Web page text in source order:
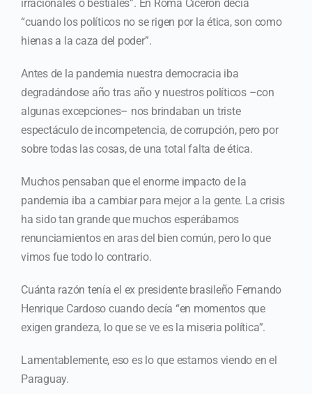
irracionales o bestiales”. En Roma Cicerón decía
“cuando los políticos no se rigen por la ética, son como
hienas a la caza del poder”.
Antes de la pandemia nuestra democracia iba
degradándose año tras año y nuestros políticos –con
algunas excepciones– nos brindaban un triste
espectáculo de incompetencia, de corrupción, pero por
sobre todas las cosas, de una total falta de ética.
Muchos pensaban que el enorme impacto de la
pandemia iba a cambiar para mejor a la gente. La crisis
ha sido tan grande que muchos esperábamos
renunciamientos en aras del bien común, pero lo que
vimos fue todo lo contrario.
Cuánta razón tenía el ex presidente brasileño Fernando
Henrique Cardoso cuando decía “en momentos que
exigen grandeza, lo que se ve es la miseria política”.
Lamentablemente, eso es lo que estamos viendo en el
Paraguay.